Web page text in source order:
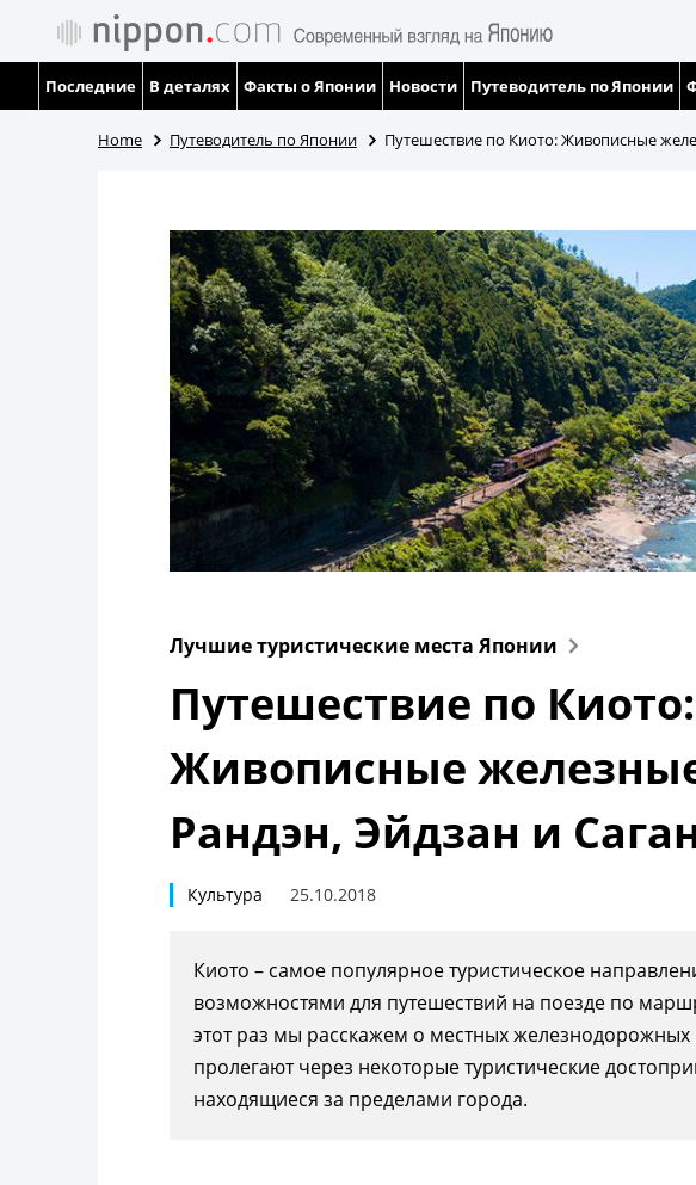
Последние В деталях Факты о Японии Новости Путеводитель по Японии
Home Путеводитель по Японии Путешествие по Киото: Живописные
Лучшие туристические места Японии
Путешествие по Киото:
Живописные
Рандэн, Эйдзан и
Культура 25.10.2018
Киото – самое популярное туристическое
возможностями для путешествий на поезде по
этот раз мы расскажем о местных
пролегают через некоторые туристические
находящиеся за пределами города.